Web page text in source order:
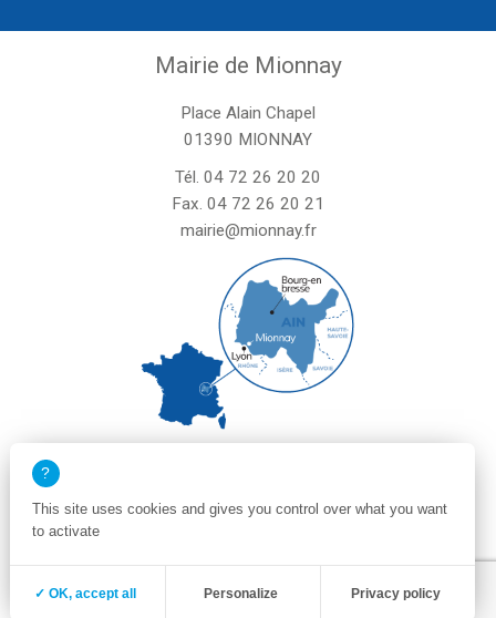
Mairie de Mionnay
Place Alain Chapel
01390 MIONNAY
Tél. 04 72 26 20 20
Fax. 04 72 26 20 21
mairie@mionnay.fr
le vendredi de 8h30 à 12h et de 13h30 à 16h30
un samedi matin sur deux de 8h30 à 12h
Zone membre
Mentions légales
Politique de confidentialité et cookies
Plan du site
This site uses cookies and gives you control over what you want
to activate
✓ OK, accept all Personalize Privacy policy